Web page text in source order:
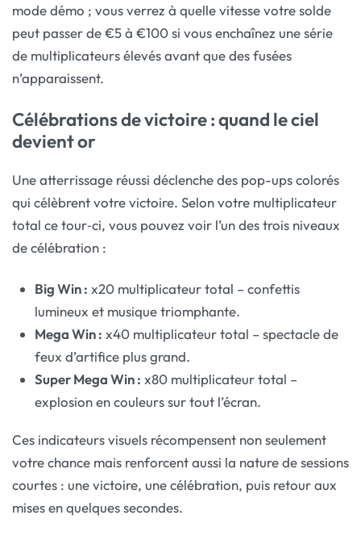
mode démo ; vous verrez à quelle vitesse votre solde
peut passer de €5 à €100 si vous enchaînez une série
de multiplicateurs élevés avant que des fusées
n’apparaissent.
Célébrations de victoire : quand le ciel
devient or
Une atterrissage réussi déclenche des pop-ups colorés
qui célèbrent votre victoire. Selon votre multiplicateur
total ce tour‑ci, vous pouvez voir l’un des trois niveaux
de célébration :
Big Win : x20 multiplicateur total – confettis
lumineux et musique triomphante.
Mega Win : x40 multiplicateur total – spectacle de
feux d’artifice plus grand.
Super Mega Win : x80 multiplicateur total –
explosion en couleurs sur tout l’écran.
Ces indicateurs visuels récompensent non seulement
votre chance mais renforcent aussi la nature de sessions
courtes : une victoire, une célébration, puis retour aux
mises en quelques secondes.